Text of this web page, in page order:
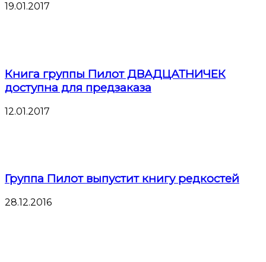
19.01.2017
Книга группы Пилот ДВАДЦАТНИЧЕК
доступна для предзаказа
12.01.2017
Группа Пилот выпустит книгу редкостей
28.12.2016